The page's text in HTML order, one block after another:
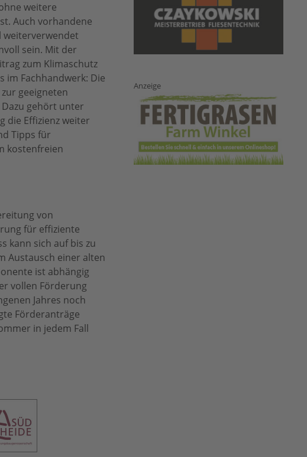
weitere
Auch vorhandene
weiterverwendet
sein. Mit der
zum Klimaschutz
im Fachhandwerk: Die
geeigneten
gehört unter
die Effizienz weiter
Tipps für
kostenfreien
von
für effiziente
kann sich auf bis zu
Austausch einer alten
ist abhängig
vollen Förderung
Jahres noch
Förderanträge
in jedem Fall
Anzeige